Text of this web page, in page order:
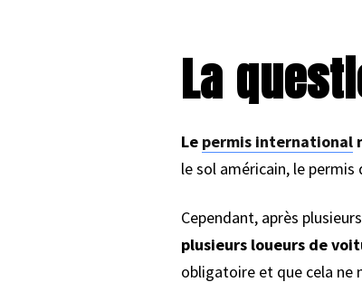
La
Le permis international
le sol américain, le
Cependant, après
plusieurs loueurs de
obligatoire et que cela ne